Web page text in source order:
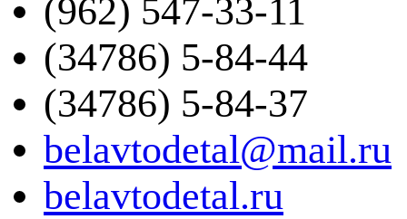
(962) 547-33-11
(34786) 5-84-44
(34786) 5-84-37
belavtodetal@mail.ru
belavtodetal.ru